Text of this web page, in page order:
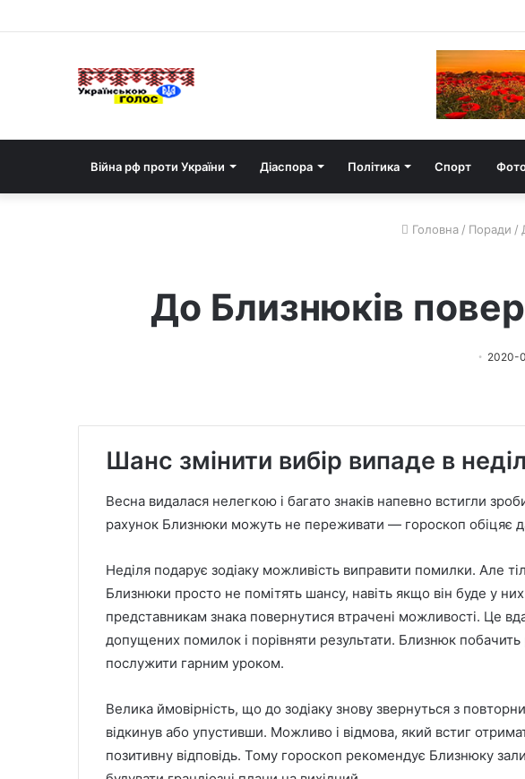
Війна рф проти України Діаспора Політика Спорт
Головна / Поради /
До Близнюків
2020-
Шанс змінити вибір випаде в
Весна видалася нелегкою і багато знаків напевно встигли
рахунок Близнюки можуть не переживати — гороскоп обіцяє
Неділя подарує зодіаку можливість виправити помилки. Але
Близнюки просто не помітять шансу, навіть якщо він буде у
представникам знака повернутися втрачені можливості. Це
допущених помилок і порівняти результати. Близнюк
послужити гарним уроком.
Велика ймовірність, що до зодіаку знову звернуться з
відкинув або упустивши. Можливо і відмова, який встиг
позитивну відповідь. Тому гороскоп рекомендує Близнюку